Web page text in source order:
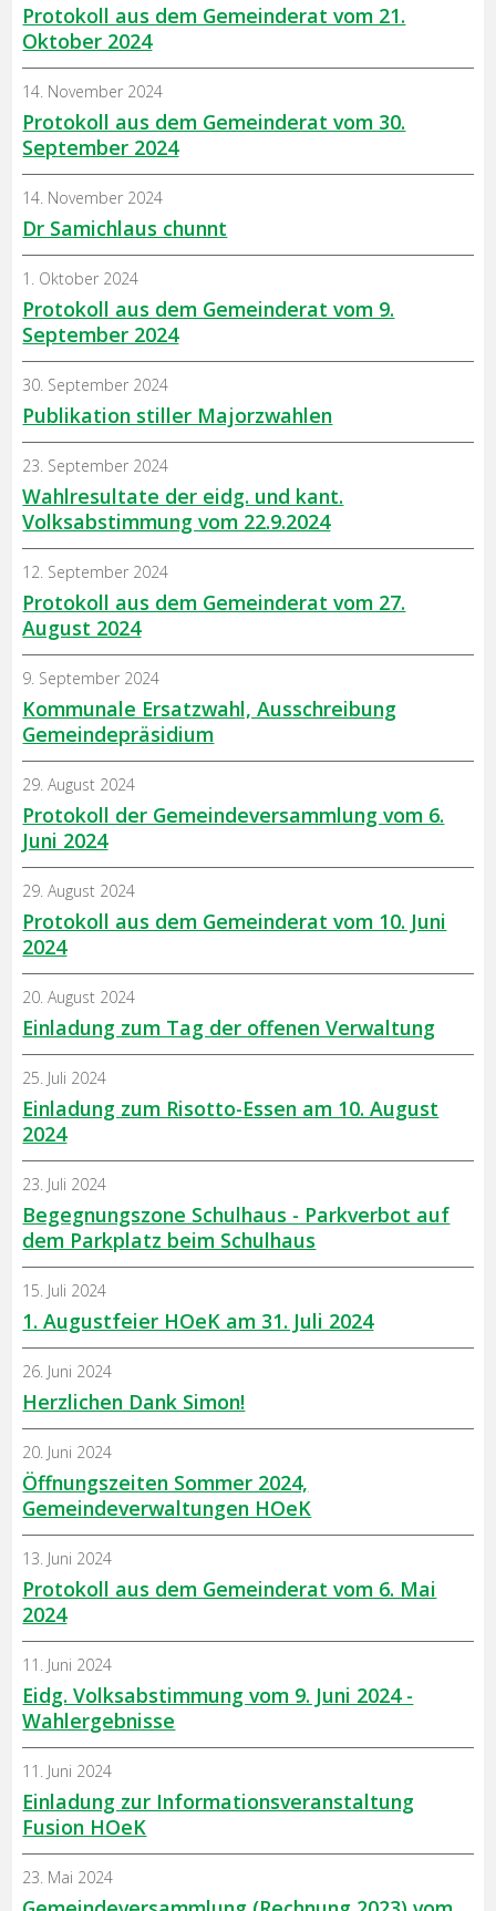
Protokoll aus dem Gemeinderat vom 21.
Oktober 2024
Protokoll aus dem Gemeinderat vom 30.
September 2024
14. November 2024
Dr Samichlaus chunnt
14. November 2024
Protokoll aus dem Gemeinderat vom 9.
September 2024
1. Oktober 2024
Publikation stiller Majorzwahlen
30. September 2024
Wahlresultate der eidg. und kant.
Volksabstimmung vom 22.9.2024
23. September 2024
Protokoll aus dem Gemeinderat vom 27.
August 2024
12. September 2024
Kommunale Ersatzwahl, Ausschreibung
Gemeindepräsidium
9. September 2024
Protokoll der Gemeindeversammlung vom 6.
Juni 2024
29. August 2024
Protokoll aus dem Gemeinderat vom 10. Juni
2024
29. August 2024
Einladung zum Tag der offenen Verwaltung
20. August 2024
Einladung zum Risotto-Essen am 10. August
2024
25. Juli 2024
Begegnungszone Schulhaus - Parkverbot auf
dem Parkplatz beim Schulhaus
23. Juli 2024
1. Augustfeier HOeK am 31. Juli 2024
15. Juli 2024
Herzlichen Dank Simon!
26. Juni 2024
Öffnungszeiten Sommer 2024,
Gemeindeverwaltungen HOeK
20. Juni 2024
Protokoll aus dem Gemeinderat vom 6. Mai
2024
13. Juni 2024
Eidg. Volksabstimmung vom 9. Juni 2024 -
Wahlergebnisse
11. Juni 2024
Einladung zur Informationsveranstaltung
Fusion HOeK
11. Juni 2024
23. Mai 2024